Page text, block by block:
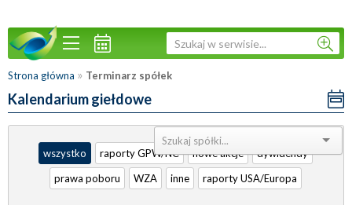
Strona główna » Terminarz spółek
Kalendarium giełdowe
Sortuj:
wszystko
raporty GPW/NC nowe akcje
dywidendy
prawa poboru
WZA inne raporty USA/Europa